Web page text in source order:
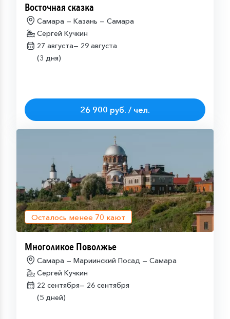
Восточная сказка
Самара — Казань — Самара
Сергей Кучкин
27 августа— 29 августа
(3 дня)
26 900 руб. / чел.
Осталось менее 70 кают
Многоликое Поволжье
Самара — Мариинский Посад — Самара
Сергей Кучкин
22 сентября— 26 сентября
(5 дней)